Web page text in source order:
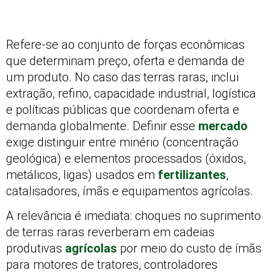
Refere-se ao conjunto de forças econômicas
que determinam preço, oferta e demanda de
um produto. No caso das terras raras, inclui
extração, refino, capacidade industrial, logística
e políticas públicas que coordenam oferta e
demanda globalmente. Definir esse mercado
exige distinguir entre minério (concentração
geológica) e elementos processados (óxidos,
metálicos, ligas) usados em fertilizantes,
catalisadores, ímãs e equipamentos agrícolas.
A relevância é imediata: choques no suprimento
de terras raras reverberam em cadeias
produtivas agrícolas por meio do custo de ímãs
para motores de tratores, controladores